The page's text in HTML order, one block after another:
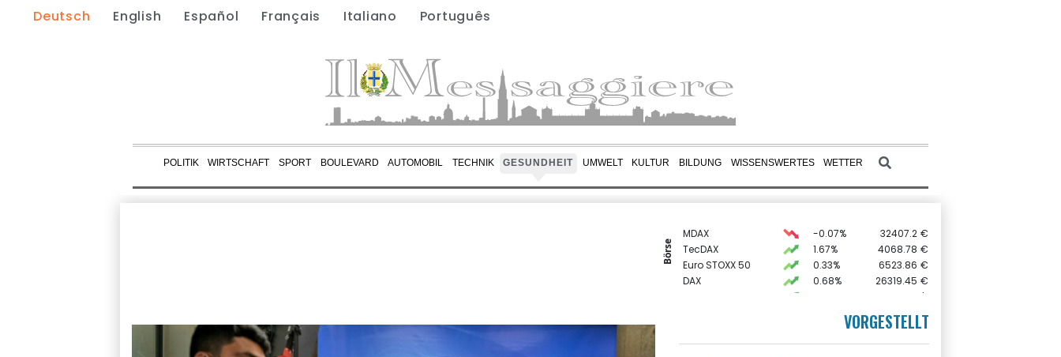
Deutsch English Español Français Italiano Português
POLITIK WIRTSCHAFT SPORT BOULEVARD AUTOMOBIL TECHNIK GESUNDHEIT UMWELT KULTUR BILDUNG WISSENSWERTES WETTER
Börse
MDAX -0.07% 32407.2 €
TecDAX
1.67% 4068.78 €
Euro STOXX 50
0.33% 6523.86 €
DAX
0.68% 26319.45 €
$
18659.63 €
1.1562 $
VORGESTELLT